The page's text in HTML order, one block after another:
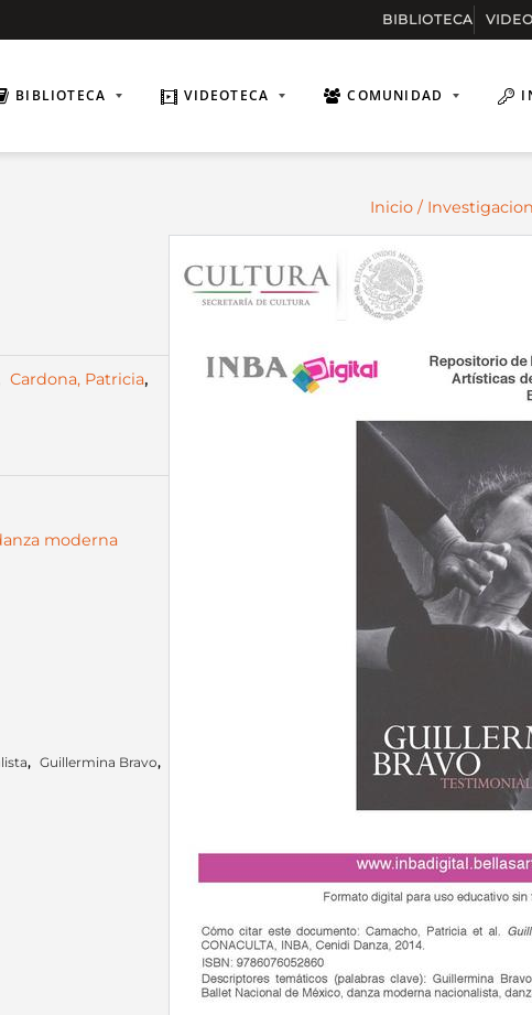
BIBLIOTECA
BIBLIOTECA VIDEOTECA COMUNIDAD
Inicio /
Cardona, Patricia,
moderna
, Guillermina Bravo,